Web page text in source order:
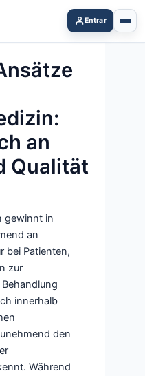
Entrar
an
Qualität
gewinnt in
an
bei Patienten,
zur
innerhalb
den
Während